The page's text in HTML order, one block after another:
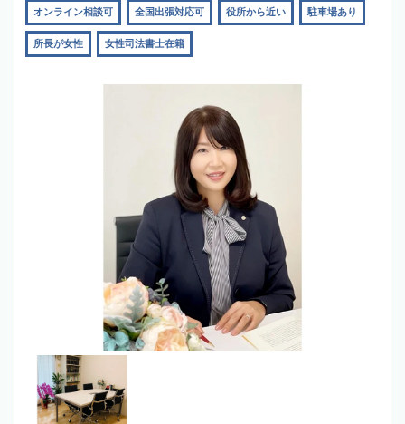
オンライン相談可 全国出張対応可 役所から近い 駐車場あり
所長が女性 女性司法書士在籍